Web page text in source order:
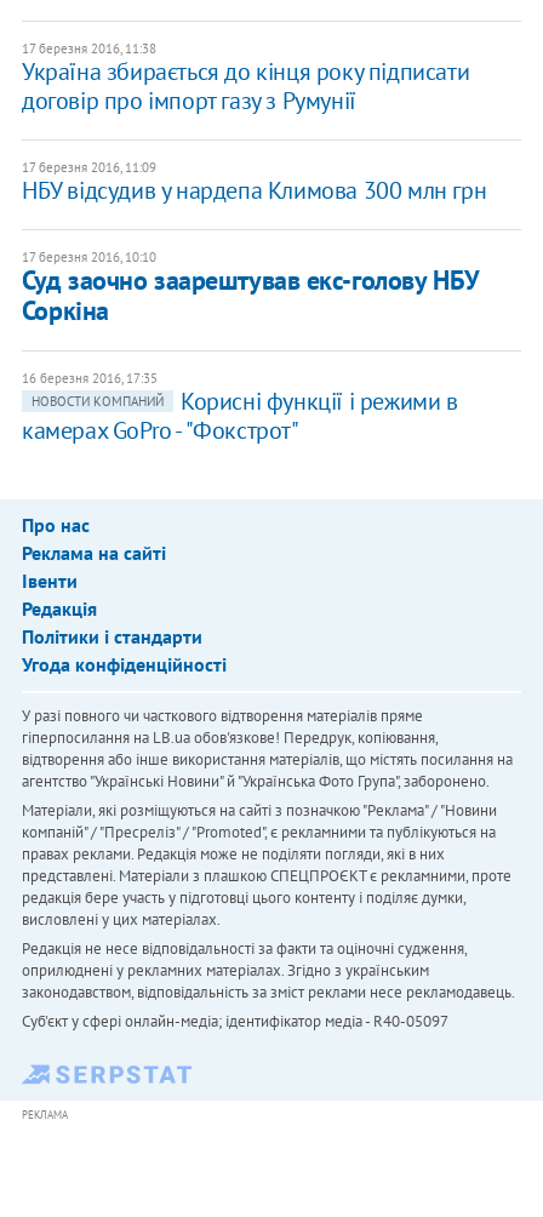
17 березня 2016, 11:38
Україна збирається до кінця року підписати
договір про імпорт газу з Румунії
17 березня 2016, 11:09
НБУ відсудив у нардепа Климова 300 млн грн
17 березня 2016, 10:10
Суд заочно заарештував екс-голову НБУ
Соркіна
16 березня 2016, 17:35
НОВОСТИ КОМПАНИЙ
Корисні функції і режими в
камерах GoPro - "Фокстрот"
Про нас
Реклама на сайті
Івенти
Редакція
Політики і стандарти
Угода конфіденційності
У разі повного чи часткового відтворення матеріалів пряме
гіперпосилання на LB.ua обов'язкове! Передрук, копіювання,
відтворення або інше використання матеріалів, що містять посилання на
агентство "Українськi Новини" й "Українська Фото Група", заборонено.
Матеріали, які розміщуються на сайті з позначкою "Реклама" / "Новини
компаній" / "Пресреліз" / "Promoted", є рекламними та публікуються на
правах реклами. Редакція може не поділяти погляди, які в них
представлені. Матеріали з плашкою СПЕЦПРОЄКТ є рекламними, проте
редакція бере участь у підготовці цього контенту і поділяє думки,
висловлені у цих матеріалах.
Редакція не несе відповідальності за факти та оціночні судження,
оприлюднені у рекламних матеріалах. Згідно з українським
законодавством, відповідальність за зміст реклами несе рекламодавець.
Cуб'єкт у сфері онлайн-медіа; ідентифікатор медіа - R40-05097
РЕКЛАМА